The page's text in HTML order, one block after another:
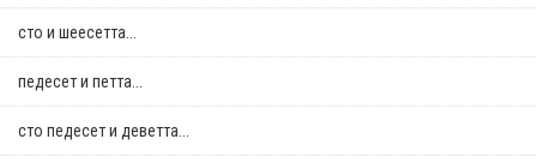
сто и шеесетта...
педесет и петта...
сто педесет и деветта...